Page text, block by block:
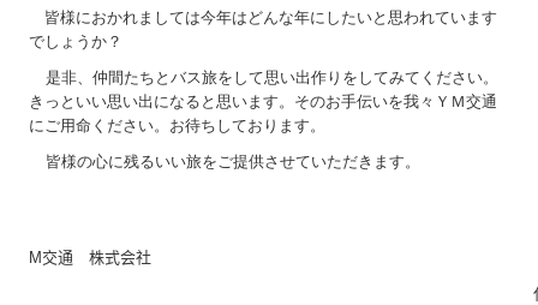
皆様におかれましては今年はどんな年にしたいと思われています
でしょうか？
是非、仲間たちとバス旅をして思い出作りをしてみてください。
きっといい思い出になると思います。そのお手伝いを我々ＹＭ交通
にご用命ください。お待ちしております。
皆様の心に残るいい旅をご提供させていただきます。
M交通 株式会社